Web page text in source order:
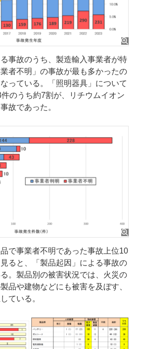
事故のうち、製造輸入事業者が特
者不明」の事故が最も多かったの
っている。「照明器具」について
のうち約7割が、リチウムイオン
故であった。
で事業者不明であった事故上位10
ると、「製品起因」による事故の
。製品別の被害状況では、火災の
品や建物などにも被害を及ぼす、
ている。